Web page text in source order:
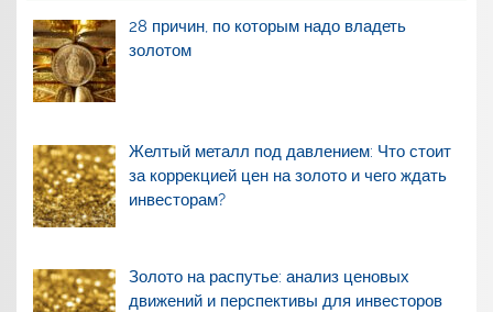
28 причин, по которым надо владеть
золотом
Желтый металл под давлением: Что стоит
за коррекцией цен на золото и чего ждать
инвесторам?
Золото на распутье: анализ ценовых
движений и перспективы для инвесторов